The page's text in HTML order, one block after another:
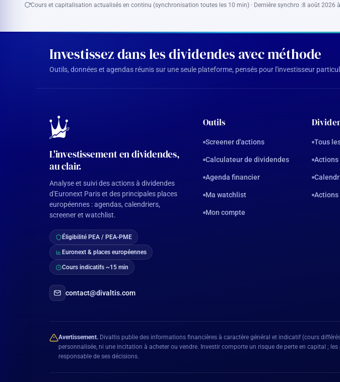
Cours et capitalisation actualisés en continu (synchronisation toutes les 10 min) · Dernière synchro :8 août 2026
Investissez dans les dividendes avec méthode
Outils, données et agendas réunis sur une seule plateforme, pensés pour l'investisseur
L'investissement en dividendes,
au clair.
Analyse et suivi des actions à dividendes
d'Euronext Paris et des principales places
européennes : agendas, calendriers,
screener et watchlist.
Éligibilité PEA / PEA-PME
Euronext & places européennes
Cours indicatifs ~15 min
contact@divaltis.com
Outils
Screener d'actions
Calculateur de dividendes
Agenda financier
Ma watchlist
Mon compte
Tous
Actions
Avertissement. Divaltis publie des informations financières à caractère général et indicatif (cours
personnalisée, ni une incitation à acheter ou vendre. Investir comporte un risque de perte en capital ;
responsable de ses décisions.